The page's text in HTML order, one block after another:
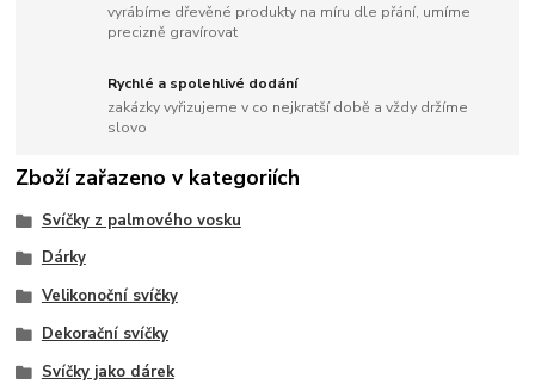
vyrábíme dřevěné produkty na míru dle přání, umíme
precizně gravírovat
Rychlé a spolehlivé dodání
zakázky vyřizujeme v co nejkratší době a vždy držíme
slovo
Zboží zařazeno v kategoriích
Svíčky z palmového vosku
Dárky
Velikonoční svíčky
Dekorační svíčky
Svíčky jako dárek